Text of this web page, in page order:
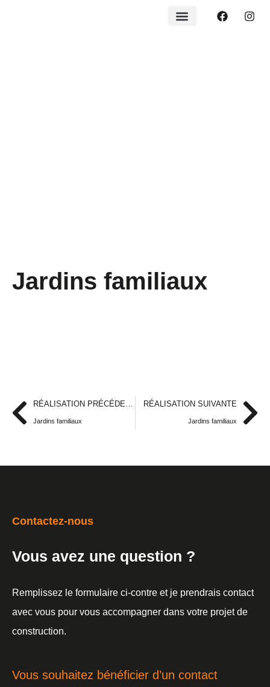
Jardins familiaux
RÉALISATION PRÉCÉDENTE
Jardins familiaux
RÉALISATION SUIVANTE
Jardins familiaux
Contactez-nous
Vous avez une question ?
Remplissez le formulaire ci-contre et je prendrais contact
avec vous pour vous accompagner dans votre projet de
construction.
Vous souhaitez bénéficier d’un contact